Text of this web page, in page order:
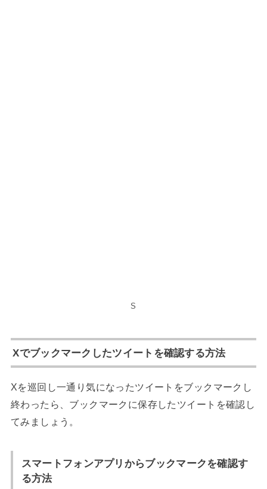
S
Xでブックマークしたツイートを確認する方法
Xを巡回し一通り気になったツイートをブックマークし
終わったら、ブックマークに保存したツイートを確認し
てみましょう。
スマートフォンアプリからブックマークを確認す
る方法